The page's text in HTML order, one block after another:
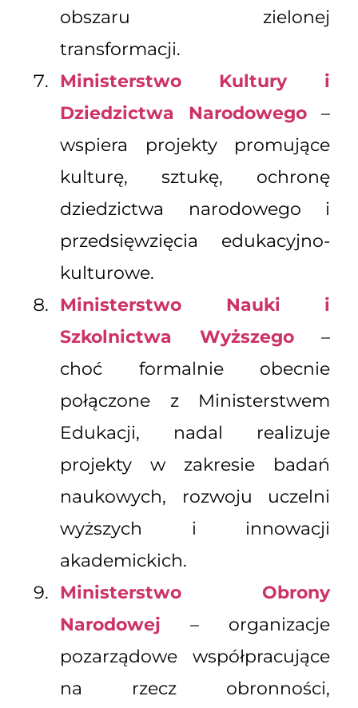
obszaru zielonej
transformacji.
Ministerstwo Kultury i
Dziedzictwa Narodowego –
wspiera projekty promujące
kulturę, sztukę, ochronę
dziedzictwa narodowego i
przedsięwzięcia edukacyjno-
kulturowe.
Ministerstwo Nauki i
Szkolnictwa Wyższego–
choć formalnie obecnie
połączone z Ministerstwem
Edukacji, nadal realizuje
projekty w zakresie badań
naukowych, rozwoju uczelni
wyższych i innowacji
akademickich.
Ministerstwo Obrony
Narodowej – organizacje
pozarządowe współpracujące
na rzecz obronności,